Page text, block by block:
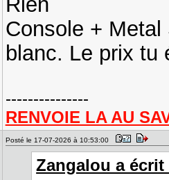
Console +
blanc. Le prix tu
---------------
RENVOIE LA AU
Posté le 17-07-2026 à 10:53:00
Zangalou a écrit